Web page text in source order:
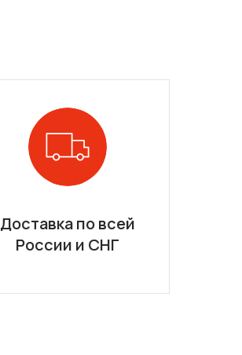
Доставка по всей
России и СНГ